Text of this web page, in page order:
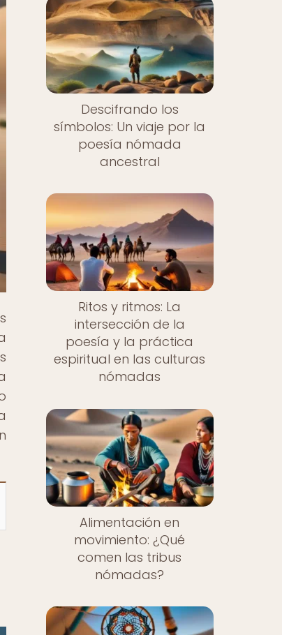
Descifrando los
símbolos: Un viaje por la
poesía nómada
ancestral
Ritos y ritmos: La
intersección de la
poesía y la práctica
espiritual en las culturas
nómadas
Alimentación en
movimiento: ¿Qué
comen las tribus
nómadas?